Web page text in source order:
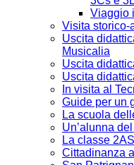
Viaggio
Visita storico-
Uscita
Musicalia
Uscita
Uscita
In visita al
Guide per un
La scuola
Un’alunna
La classe
Cittadinanza